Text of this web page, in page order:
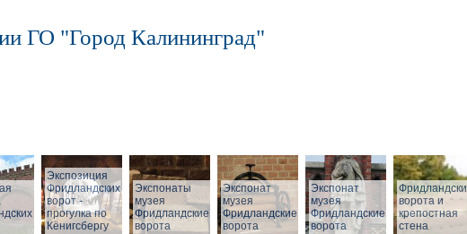
ГО "Город Калининград"
Экспозиция
Фридландских
ворот -
прогулка по
Кёнигсбергу
Экспонаты
музея
Фридландские
ворота
Экспонат
музея
Фридландские
ворота
Экспонат
музея
Фридландские
ворота
ворота и
крепостная
стена